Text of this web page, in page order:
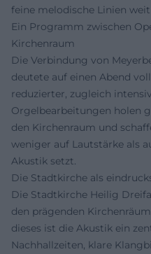
feine melodische Linien
Ein Programm zwischen
Kirchenraum
Die Verbindung von
deutete auf einen Abend
reduzierter, zugleich
Orgelbearbeitungen holen
den Kirchenraum und
weniger auf Lautstärke als
Akustik setzt.
Die Stadtkirche als
Die Stadtkirche Heilig
den prägenden
dieses ist die Akustik ein
Nachhallzeiten, klare